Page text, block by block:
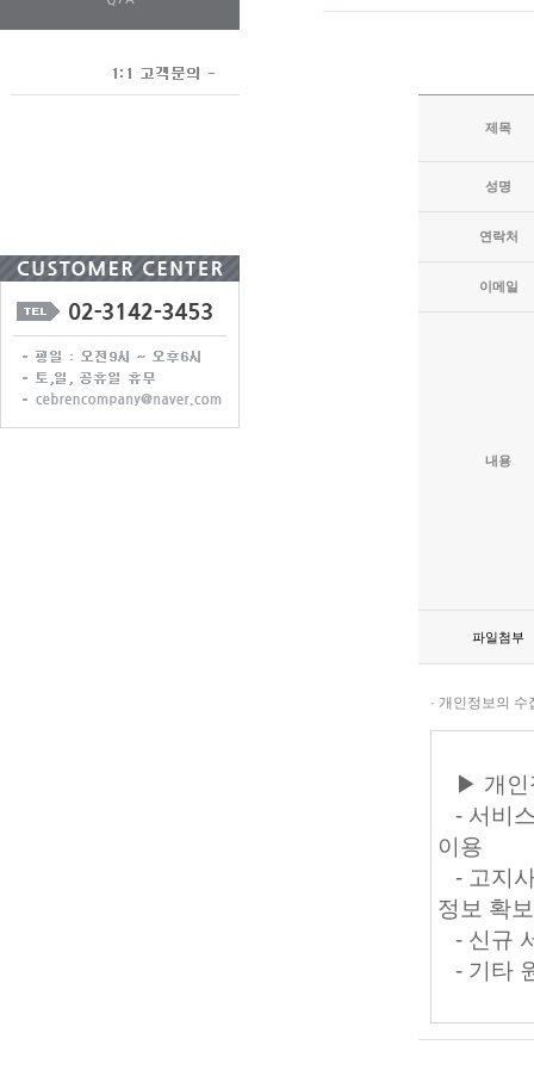
제목
성명
연락처
이메일
내용
파일첨부
· 개인정보의